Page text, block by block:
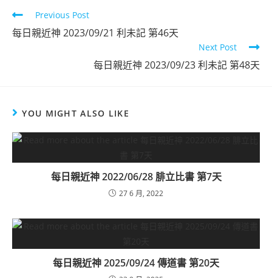
Previous Post
每日親近神 2023/09/21 利未記 第46天
Next Post
每日親近神 2023/09/23 利未記 第48天
YOU MIGHT ALSO LIKE
每日親近神 2022/06/28 腓立比書 第7天
27 6 月, 2022
每日親近神 2025/09/24 傳道書 第20天